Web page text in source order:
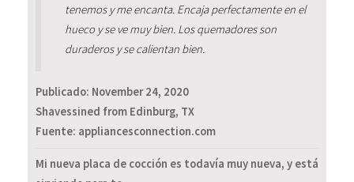
tenemos y me encanta. Encaja perfectamente en el
hueco y se ve muy bien. Los quemadores son
duraderos y se calientan bien.
Publicado: November 24, 2020
Shavessined from Edinburg, TX
Fuente: appliancesconnection.com
Mi nueva placa de cocción es todavía muy nueva, y está